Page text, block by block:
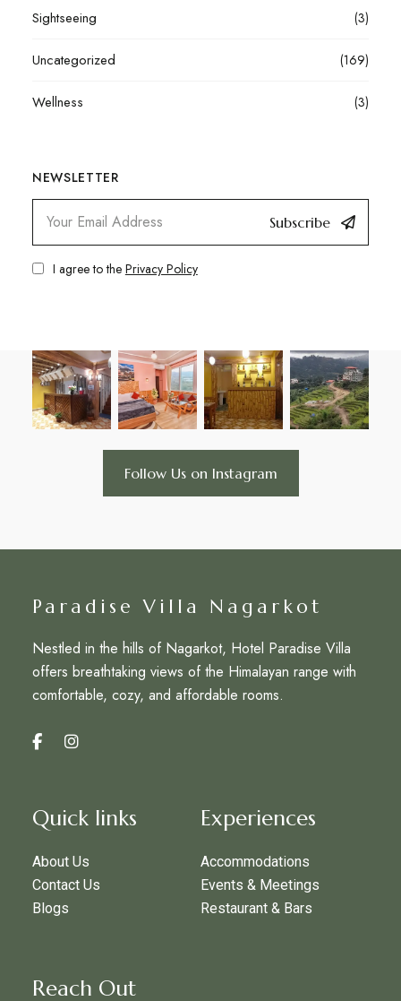
Sightseeing (3)
Uncategorized (169)
Wellness (3)
NEWSLETTER
Subscribe
I agree to the Privacy Policy
Follow Us on Instagram
Paradise Villa Nagarkot
Nestled in the hills of Nagarkot, Hotel Paradise Villa
offers breathtaking views of the Himalayan range with
comfortable, cozy, and affordable rooms.
Quick links
About Us
Contact Us
Blogs
Experiences
Accommodations
Events & Meetings
Restaurant & Bars
Reach Out